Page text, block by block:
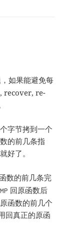
如果能避免每
recover, re-
字节拷到一个
的前几条指
好了。
数的前几条完
回原函数后
函数的前几个
回真正的原函